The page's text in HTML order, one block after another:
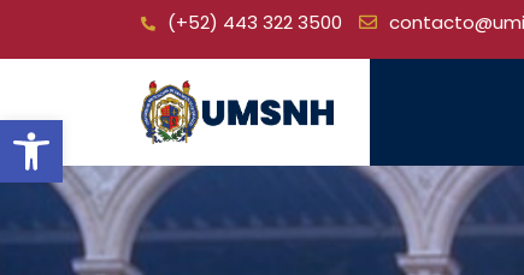
Open toolbar
(+52) 443 322 3500